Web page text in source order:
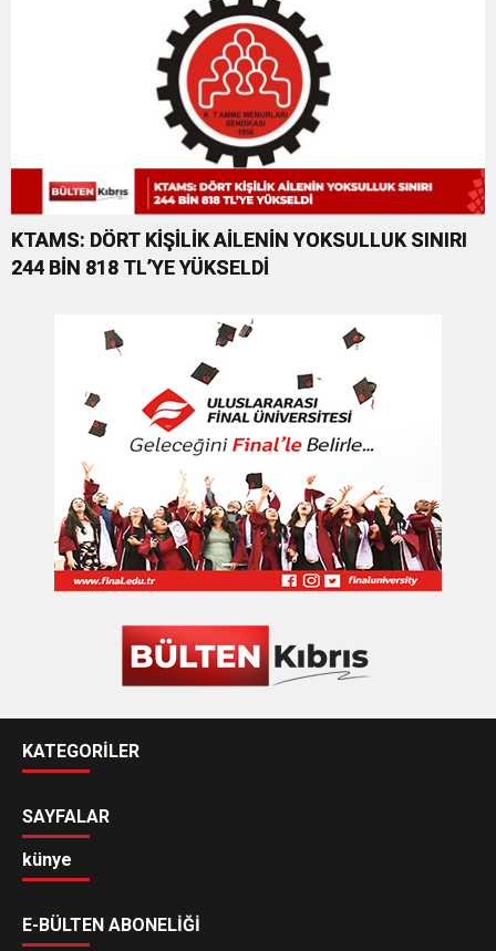
KTAMS: DÖRT KİŞİLİK AİLENİN YOKSULLUK SINIRI
244 BİN 818 TL’YE YÜKSELDİ
KATEGORİLER
SAYFALAR
künye
E-BÜLTEN ABONELİĞİ